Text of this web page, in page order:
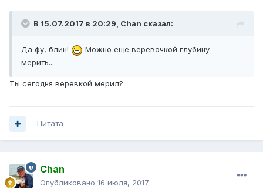
В 15.07.2017 в 20:29, Chan сказал:
Да фу, блин!
Можно еще веревочкой глубину
мерить...
Ты сегодня веревкой мерил?
Цитата
Chan
Опубликовано 16 июля, 2017